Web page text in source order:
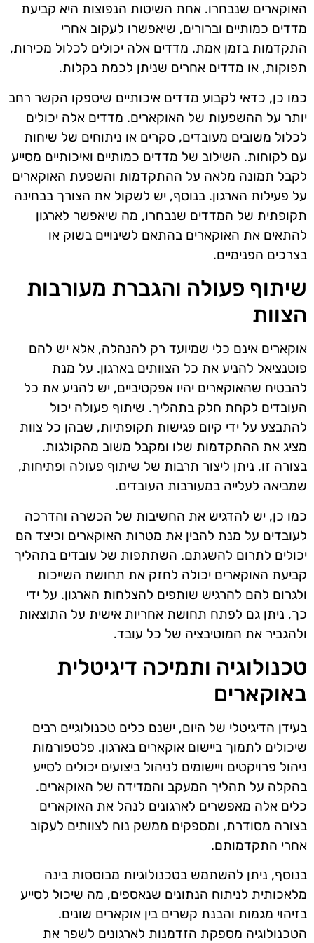
האוקארים שנבחרו. אחת השיטות הנפוצות היא קביעת
מדדים כמותיים וברורים, שיאפשרו לעקוב אחרי
התקדמות בזמן אמת. מדדים אלה יכולים לכלול מכירות,
תפוקות, או מדדים אחרים שניתן לכמת בקלות.
כמו כן, כדאי לקבוע מדדים איכותיים שיספקו הקשר רחב
יותר על ההשפעות של האוקארים. מדדים אלה יכולים
לכלול משובים מעובדים, סקרים או ניתוחים של שיחות
עם לקוחות. השילוב של מדדים כמותיים ואיכותיים מסייע
לקבל תמונה מלאה על ההתקדמות והשפעת האוקארים
על פעילות הארגון. בנוסף, יש לשקול את הצורך בבחינה
תקופתית של המדדים שנבחרו, מה שיאפשר לארגון
להתאים את האוקארים בהתאם לשינויים בשוק או
בצרכים הפנימיים.
שיתוף פעולה והגברת מעורבות
הצוות
אוקארים אינם כלי שמיועד רק להנהלה, אלא יש להם
פוטנציאל להניע את כל הצוותים בארגון. על מנת
להבטיח שהאוקארים יהיו אפקטיביים, יש להניע את כל
העובדים לקחת חלק בתהליך. שיתוף פעולה יכול
להתבצע על ידי קיום פגישות תקופתיות, שבהן כל צוות
מציג את ההתקדמות שלו ומקבל משוב מהקולגות.
בצורה זו, ניתן ליצור תרבות של שיתוף פעולה ופתיחות,
שמביאה לעלייה במעורבות העובדים.
כמו כן, יש להדגיש את החשיבות של הכשרה והדרכה
לעובדים על מנת להבין את מטרות האוקארים וכיצד הם
יכולים לתרום להשגתם. השתתפות של עובדים בתהליך
קביעת האוקארים יכולה לחזק את תחושת השייכות
ולגרום להם להרגיש שותפים להצלחות הארגון. על ידי
כך, ניתן גם לפתח תחושת אחריות אישית על התוצאות
ולהגביר את המוטיבציה של כל עובד.
טכנולוגיה ותמיכה דיגיטלית
באוקארים
בעידן הדיגיטלי של היום, ישנם כלים טכנולוגיים רבים
שיכולים לתמוך ביישום אוקארים בארגון. פלטפורמות
ניהול פרויקטים ויישומים לניהול ביצועים יכולים לסייע
בהקלה על תהליך המעקב והמדידה של האוקארים.
כלים אלה מאפשרים לארגונים לנהל את האוקארים
בצורה מסודרת, ומספקים ממשק נוח לצוותים לעקוב
אחרי התקדמותם.
בנוסף, ניתן להשתמש בטכנולוגיות מבוססות בינה
מלאכותית לניתוח הנתונים שנאספים, מה שיכול לסייע
בזיהוי מגמות והבנת קשרים בין אוקארים שונים.
הטכנולוגיה מספקת הזדמנות לארגונים לשפר את